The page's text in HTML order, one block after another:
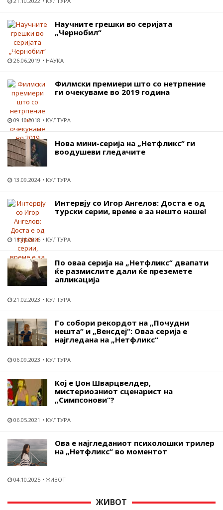
Научните грешки во серијата
„Чернобил“
26.06.2019 НАУКА
Филмски премиери што со нетрпение
ги очекуваме во 2019 година
09.10.2018 КУЛТУРА
Нова мини-серија на „Нетфликс“ ги
воодушеви гледачите
13.09.2024 КУЛТУРА
Интервју со Игор Ангелов: Доста е од
турски серии, време е за нешто наше!
16.11.2016 КУЛТУРА
По оваа серија на „Нетфликс“ двапати
ќе размислите дали ќе преземете
апликација
21.02.2023 КУЛТУРА
Го собори рекордот на „Почудни
нешта“ и „Венсдеј“: Оваа серија е
најгледана на „Нетфликс“
06.09.2023 КУЛТУРА
Кој е Џон Шварцвелдер,
мистериозниот сценарист на
„Симпсонови“?
06.05.2021 КУЛТУРА
Ова е најгледаниот психолошки трилер
на „Нетфликс“ во моментот
04.10.2025 ЖИВОТ
ЖИВОТ